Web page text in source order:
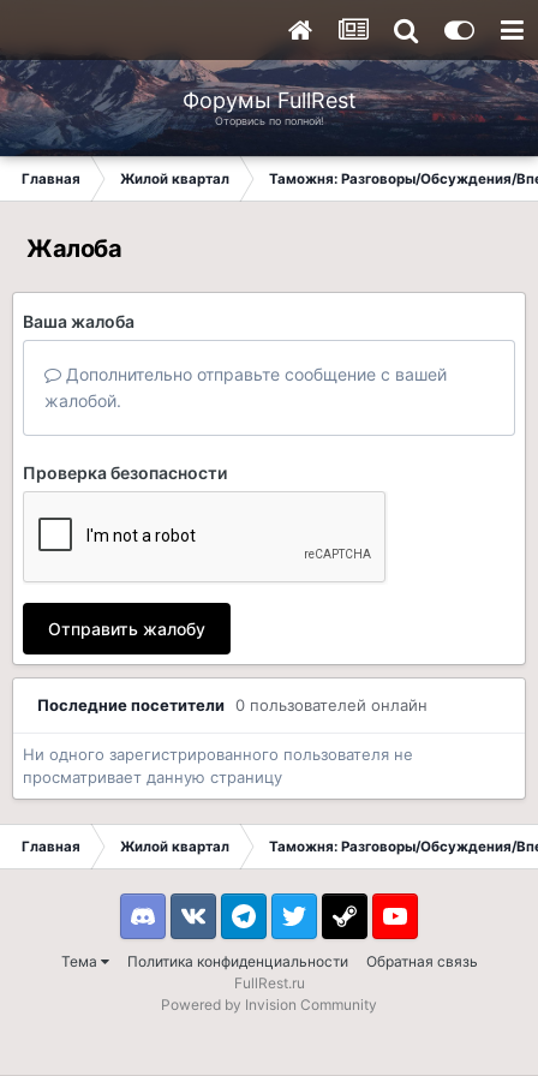
Форумы FullRest
Оторвись по полной!
Главная Жилой квартал Таможня: Разговоры/Обсуждения/
Жалоба
Ваша жалоба
Дополнительно отправьте сообщение с вашей
жалобой.
Проверка безопасности
Отправить жалобу
Последние посетители 0 пользователей онлайн
Ни одного зарегистрированного пользователя не
просматривает данную страницу
Главная Жилой квартал Таможня: Разговоры/Обсуждения/
Тема Политика конфиденциальности Обратная связь
DiscordVK TelegramTwitter Steam Youtube
FullRest.ru
Powered by Invision Community